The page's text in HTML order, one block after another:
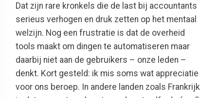
Dat zijn rare kronkels die de last bij accountants
serieus verhogen en druk zetten op het mentaal
welzijn. Nog een frustratie is dat de overheid
tools maakt om dingen te automatiseren maar
daarbij niet aan de gebruikers – onze leden –
denkt. Kort gesteld: ik mis soms wat appreciatie
voor ons beroep. In andere landen zoals Frankrijk